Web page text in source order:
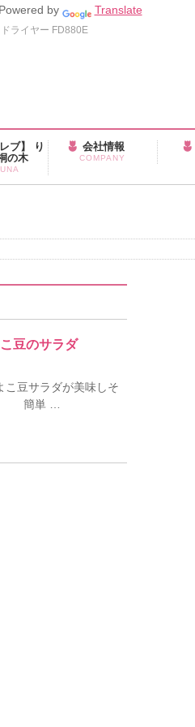
by Translate
ライヤー FD880E
ブ】 り
の木
会社情報
COMPANY
豆のサラダ
こ豆サラダが美味しそ
！ 簡単 …